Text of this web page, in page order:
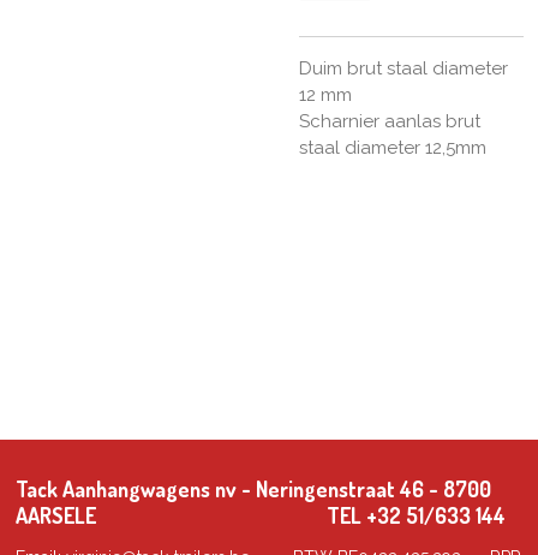
Duim brut staal diameter
12 mm
Scharnier aanlas brut
staal diameter 12,5mm
Tack Aanhangwagens nv - Neringenstraat 46 - 8700
AARSELE TEL +32 51/633 144